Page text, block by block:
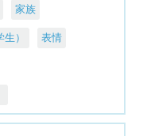
家族
） 表情